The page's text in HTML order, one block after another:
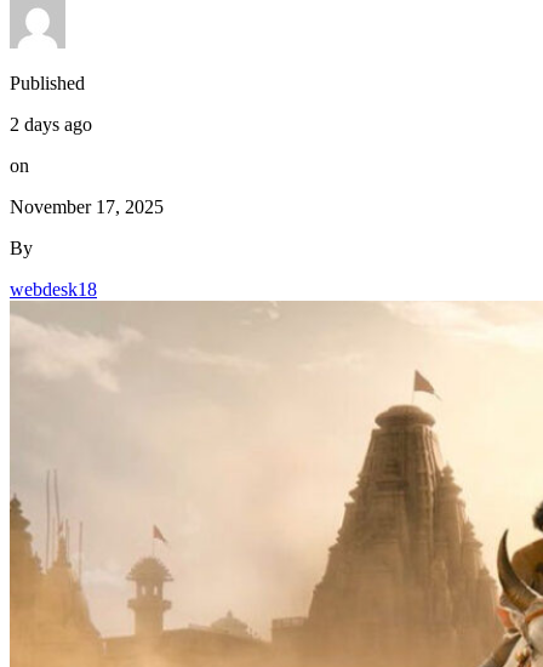
Published
2 days ago
on
November 17, 2025
By
webdesk18